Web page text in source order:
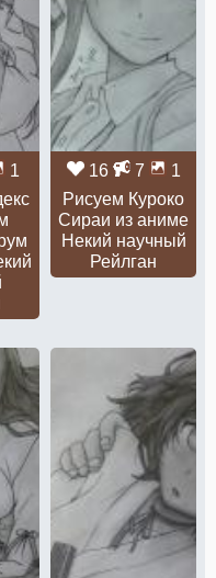
1
16 7
1
Рисуем Куроко
Сираи из аниме
Некий научный
Рейлган